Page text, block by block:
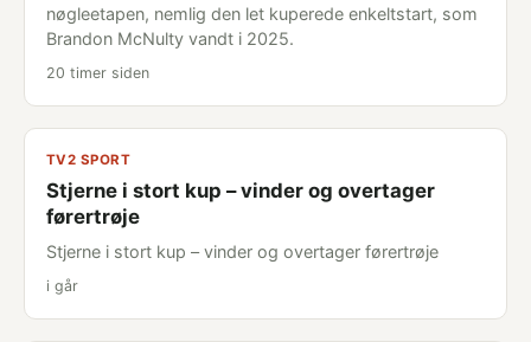
nøgleetapen, nemlig den let kuperede enkeltstart, som
Brandon McNulty vandt i 2025.
20 timer siden
TV2 SPORT
Stjerne i stort kup – vinder og overtager
førertrøje
Stjerne i stort kup – vinder og overtager førertrøje
i går